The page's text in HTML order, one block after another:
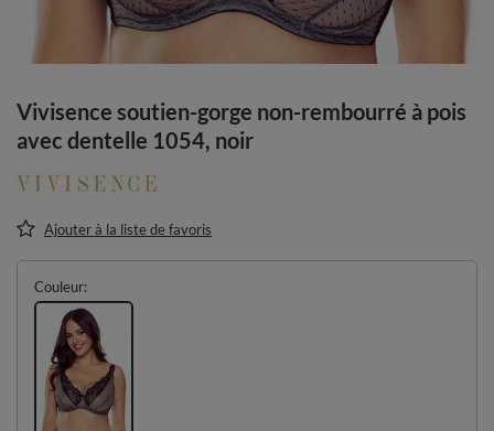
Vivisence soutien-gorge non-rembourré à pois
avec dentelle 1054, noir
Ajouter à la liste de favoris
Couleur